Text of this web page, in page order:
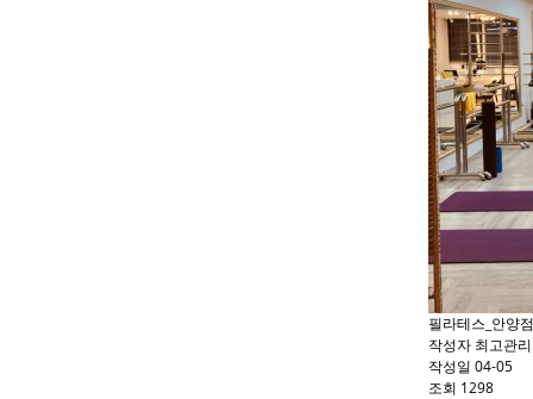
필라테스_안양
작성자 최고관
작성일 04-05
조회 1298